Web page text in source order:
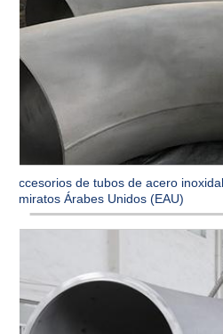
Accesorios de tubos de acero
Emiratos Árabes Unidos (EAU)